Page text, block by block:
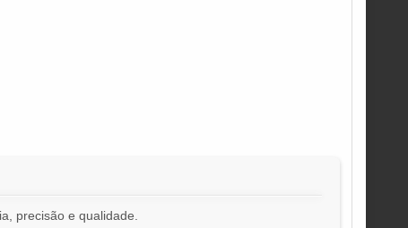
precisão e qualidade.